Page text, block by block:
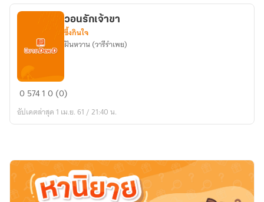
วอน
เจ้าขา
วอนรักเจ้าขา
ซึ้งกินใจ
ฝันหวาน (วารีรำเพย)
057410 (0)
อัปเดตล่าสุด 1 เม.ย. 61 / 21:40 น.